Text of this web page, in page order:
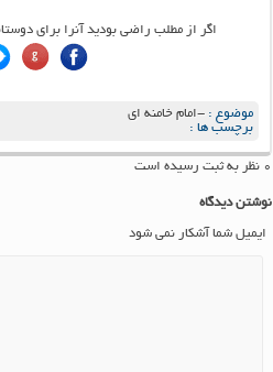
اگر از مطلب راضی بودید آنرا برای
موضوع : -امام خامنه ای
برچسب ها :
۰ نظر به ثبت رسیده است
نوشتن دیدگاه
ایمیل شما آشکار نمی شود